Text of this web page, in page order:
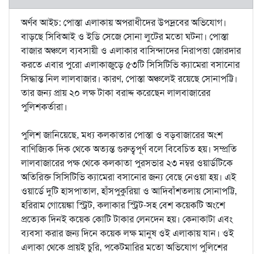
অর্ণব আইচ: পোস্তা এলাকায় অপরাধীদের উপদ্রবের অভিযোগ।
বাড়ছে সিবিআই ও ইডি সেজে সোনা লুটের মতো ঘটনা। পোস্তা
বাজার অঞ্চলে ব‌্যবসায়ী ও এলাকার বাসিন্দাদের নিরাপত্তা জোরদার
করতে এবার পুরো এলাকাজুড়ে ৫৩টি সিসিটিভি ক‌্যামেরা বসানোর
সিদ্ধান্ত নিল লালবাজার। কারণ, পোস্তা অঞ্চলেই রয়েছে সোনাপট্টি।
তার জন‌্য প্রায় ২০ লক্ষ টাকা বরাদ্দ করেছেন লালবাজারের
পুলিশকর্তারা।‌
পুলিশ জানিয়েছে, মধ‌্য কলকাতার পোস্তা ও বড়বাজারের অংশ
বাণিজ্যিক দিক থেকে অত‌্যন্ত গুরুত্বপূর্ণ বলে বিবেচিত হয়। সম্প্রতি
লালবাজারের পক্ষ থেকে কলকাতা পুরসভার ২৩ নম্বর ওয়ার্ডটিকে
অতিরিক্ত সিসিটিভি ক‌্যামেরা বসানোর জন‌্য বেছে নেওয়া হয়। এই
ওয়ার্ডে দুটি হাসপাতাল, হাঁসপুকুরিয়া ও আদিবাঁশতলায় সোনাপট্টি,
হরিরাম গোয়েঙ্কা স্ট্রিট, কলাকার স্ট্রিট-সহ বেশ কয়েকটি অংশে
প্রত্যেক দিনই কয়েক কোটি টাকার লেনদেন হয়। কেনাকাটা এবং
ব্যবসা করার জন্য দিনে কয়েক লক্ষ মানুষ ওই এলাকায় যান। ওই
এলাকা থেকে প্রায়ই চুরি, পকেটমারির মতো অভিযোগ পুলিশের